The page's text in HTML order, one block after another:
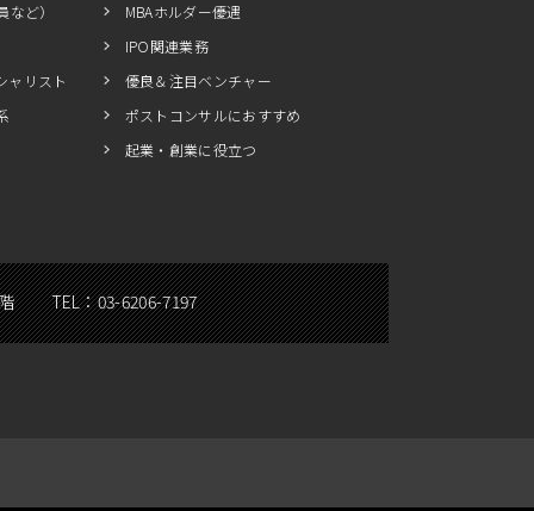
ど）
ャリスト
MBAホルダー優遇
IPO関連業務
優良＆注目ベンチャー
ポストコンサルにおすすめ
起業・創業に役立つ
TEL：03-6206-7197